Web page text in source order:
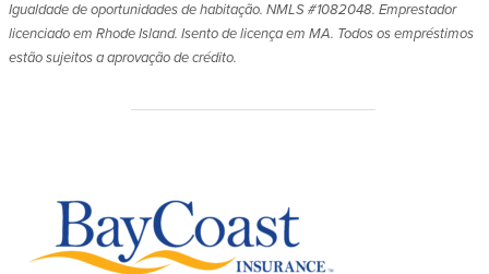
Igualdade de oportunidades de habitação. NMLS #1082048. Emprestador
licenciado em Rhode Island. Isento de licença em MA. Todos os empréstimos
estão sujeitos a aprovação de crédito.